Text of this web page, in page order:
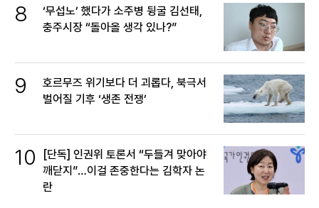
8
‘무섭노’ 했다가 소주병 뒹굴 김선태,
충주시장 “돌아올 생각 있나?”
9
호르무즈 위기보다 더 괴롭다, 북극서
벌어질 기후 ‘생존 전쟁’
10
[단독] 인권위 토론서 “두들겨 맞아야
깨닫지”…이걸 존중한다는 김학자 논
란